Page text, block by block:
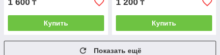
₸
Купить
₸
Купить
Показать ещё